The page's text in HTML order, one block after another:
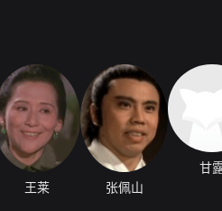
王莱 张佩山
甘